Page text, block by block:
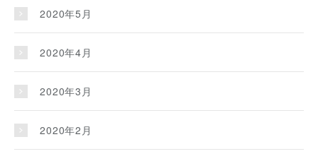
2020年5月
2020年4月
2020年3月
2020年2月